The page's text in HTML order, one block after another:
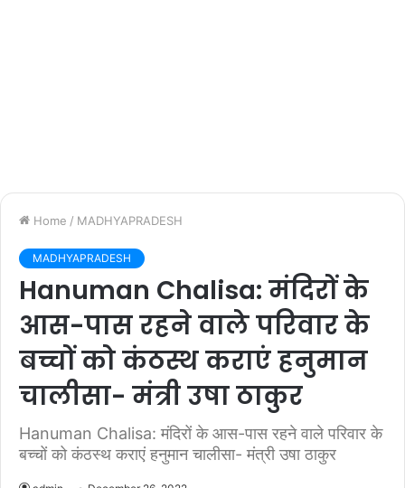
Home / MADHYAPRADESH
MADHYAPRADESH
Hanuman Chalisa: मंदिरों के
आस-पास रहने वाले परिवार के
बच्चों को कंठस्थ कराएं हनुमान
चालीसा- मंत्री उषा ठाकुर
Hanuman Chalisa: मंदिरों के आस-पास रहने वाले परिवार के
बच्चों को कंठस्थ कराएं हनुमान चालीसा- मंत्री उषा ठाकुर